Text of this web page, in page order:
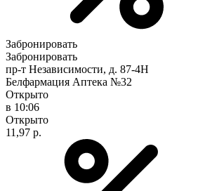
Забронировать
Забронировать
пр-т Независимости, д. 87-4Н
Белфармация Аптека №32
Открыто
в 10:06
Открыто
11,97 р.